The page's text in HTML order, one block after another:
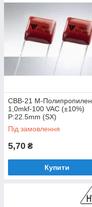
CBB-21 M-Полипропилен
1,0mkf-100 VAC (±10%)
P:22.5mm (SX)
Під замовлення
5,70 ₴
Купити